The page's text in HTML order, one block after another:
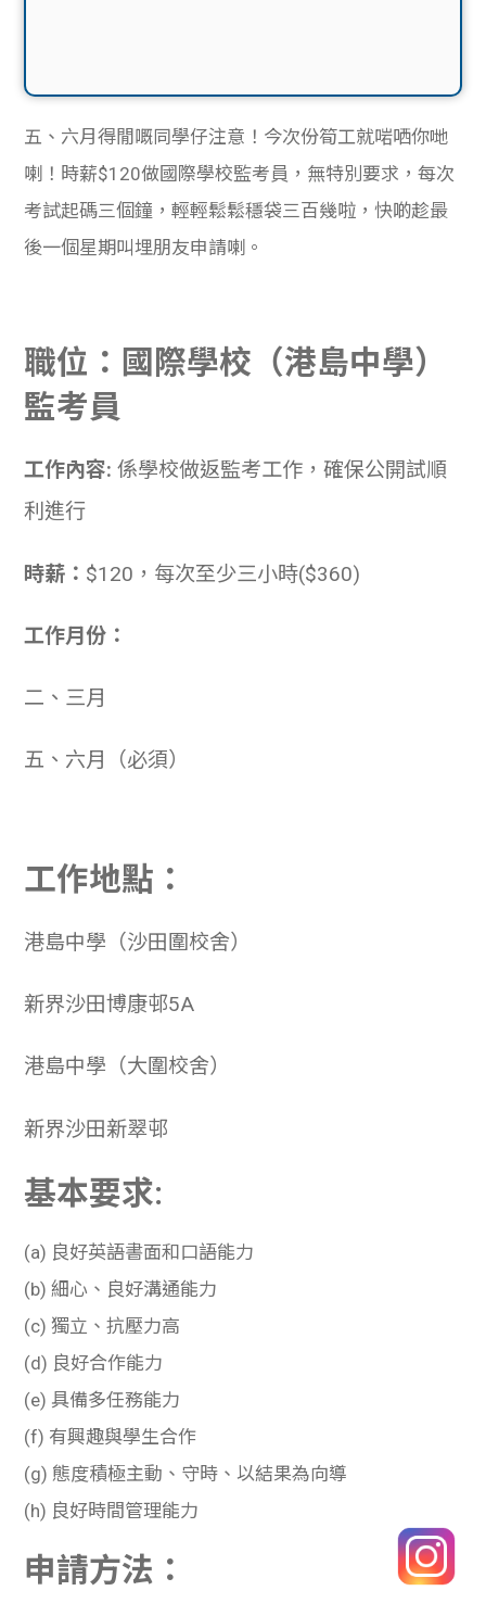
五、六月得閒嘅同學仔注意！今次份筍工就啱哂你哋
喇！時薪$120做國際學校監考員，無特別要求，每次
考試起碼三個鐘，輕輕鬆鬆穩袋三百幾啦，快啲趁最
後一個星期叫埋朋友申請喇。
職位：國際學校（港島中學）
監考員
工作內容: 係學校做返監考工作，確保公開試順
利進行
時薪： $120，每次至少三小時($360)
工作月份：
二、三月
五、六月（必須）
工作地點：
港島中學（沙田圍校舍）
新界沙田博康邨5A
港島中學（大圍校舍）
新界沙田新翠邨
基本要求:
(a) 良好英語書面和口語能力
(b) 細心、良好溝通能力
(c) 獨立、抗壓力高
(d) 良好合作能力
(e) 具備多任務能力
(f) 有興趣與學生合作
(g) 態度積極主動、守時、以結果為向導
(h) 良好時間管理能力
申請方法：